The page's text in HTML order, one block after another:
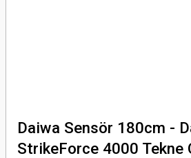
Daiwa Sensör 180cm -
StrikeForce 4000 Tekne